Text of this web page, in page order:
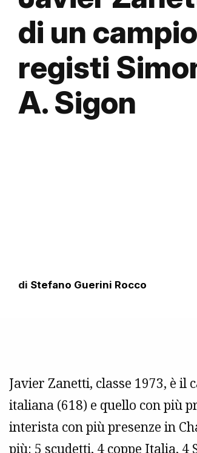
di un
registi
A. Sigon
di Stefano Guerini Rocco
Javier Zanetti, classe 1973, è
italiana (618) e quello con più
interista con più presenze in
più: 5 scudetti, 4 coppe Italia, 4